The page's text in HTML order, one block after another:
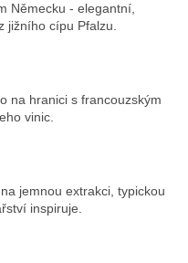
Německu - elegantní,
jižního cípu Pfalzu.
na hranici s francouzským
vinic.
jemnou extrakci, typickou
inspiruje.